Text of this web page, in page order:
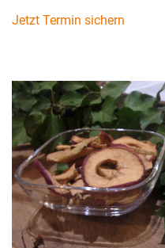
Jetzt Termin sichern